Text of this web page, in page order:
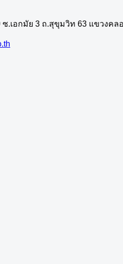
ซ.เอกมัย 3 ถ.สุขุมวิท 63 แขวงค